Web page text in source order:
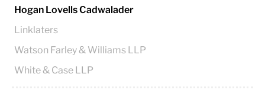
Hogan Lovells Cadwalader
Linklaters
Watson Farley & Williams LLP
White & Case LLP